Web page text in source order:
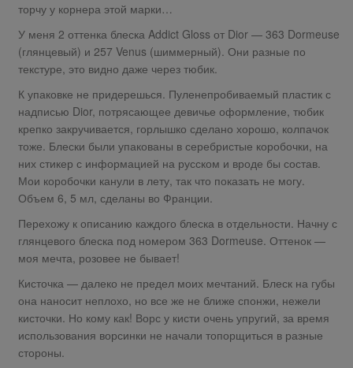
торчу у корнера этой марки…
У меня 2 оттенка блеска Addict Gloss от Dior — 363 Dormeuse
(глянцевый) и 257 Venus (шиммерный). Они разные по
текстуре, это видно даже через тюбик.
К упаковке не придерешься. Пуленепробиваемый пластик с
надписью Dior, потрясающее девичье оформление, тюбик
крепко закручивается, горлышко сделано хорошо, колпачок
тоже. Блески были упакованы в серебристые коробочки, на
них стикер с информацией на русском и вроде бы состав.
Мои коробочки канули в лету, так что показать не могу.
Объем 6, 5 мл, сделаны во Франции.
Перехожу к описанию каждого блеска в отдельности. Начну с
глянцевого блеска под номером 363 Dormeuse. Оттенок —
моя мечта, розовее не бывает!
Кисточка — далеко не предел моих мечтаний. Блеск на губы
она наносит неплохо, но все же не ближе спонжи, нежели
кисточки. Но кому как! Ворс у кисти очень упругий, за время
использования ворсинки не начали топорщиться в разные
стороны.